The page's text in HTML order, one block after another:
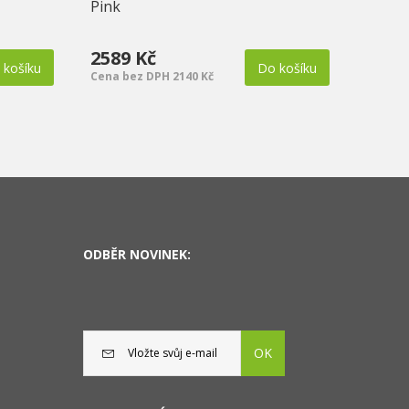
Pink
2589 Kč
Cena bez DPH 2140 Kč Do košíku
ODBĚR NOVINEK:
OK